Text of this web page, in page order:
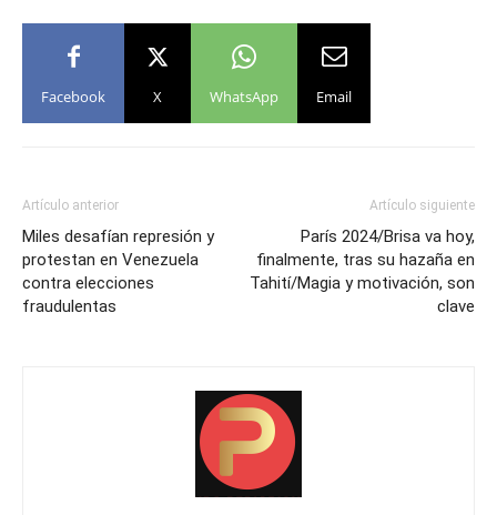
Facebook X WhatsApp Email
Artículo anterior
Miles desafían represión y
protestan en Venezuela
contra elecciones
fraudulentas
Artículo siguiente
París 2024/Brisa va hoy,
finalmente, tras su hazaña en
Tahití/Magia y motivación, son
clave